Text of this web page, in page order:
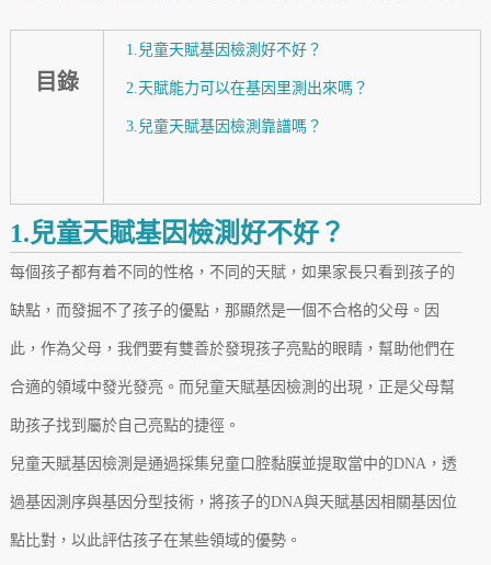
目錄
1.兒童天賦基因檢測好不好？
2.天賦能力可以在基因里測出來嗎？
3.兒童天賦基因檢測靠譜嗎？
1.兒童天賦基因檢測好不好？
每個孩子都有着不同的性格，不同的天賦，如果家長只看到孩子的
缺點，而發掘不了孩子的優點，那顯然是一個不合格的父母。因
此，作為父母，我們要有雙善於發現孩子亮點的眼睛，幫助他們在
合適的領域中發光發亮。而兒童天賦基因檢測的出現，正是父母幫
助孩子找到屬於自己亮點的捷徑。
兒童天賦基因檢測是通過採集兒童口腔黏膜並提取當中的DNA，透
過基因測序與基因分型技術，將孩子的DNA與天賦基因相關基因位
點比對，以此評估孩子在某些領域的優勢。